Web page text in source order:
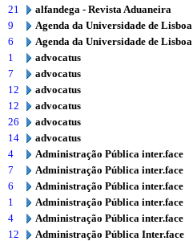
21
alfandega - Revista Aduaneira
9
Agenda da Universidade de Lisboa
6
Agenda da Universidade de Lisboa
1
advocatus
7
advocatus
12
advocatus
12
advocatus
26
advocatus
14
advocatus
4
Administração Pública inter.face
7
Administração Pública inter.face
6
Administração Pública inter.face
1
Administração Pública inter.face
4
Administração Pública inter.face
12
Administração Pública Inter.face